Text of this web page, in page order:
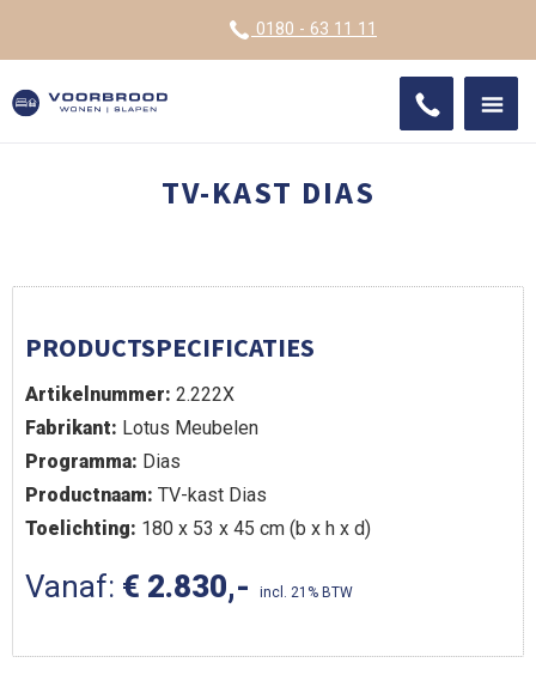
0180 - 63 11 11
TV-KAST DIAS
PRODUCTSPECIFICATIES
Artikelnummer: 2.222X
Fabrikant: Lotus Meubelen
Programma: Dias
Productnaam: TV-kast Dias
Toelichting: 180 x 53 x 45 cm (b x h x d)
Vanaf: € 2.830,- incl. 21% BTW